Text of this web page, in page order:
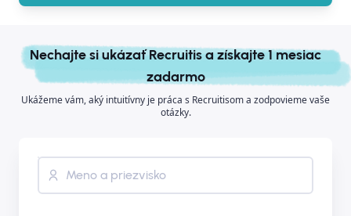
Nechajte si ukázať Recruitis a získajte 1 mesiac
zadarmo
Ukážeme vám, aký intuitívny je práca s Recruitisom a zodpovieme vaše
otázky.
Meno a priezvisko